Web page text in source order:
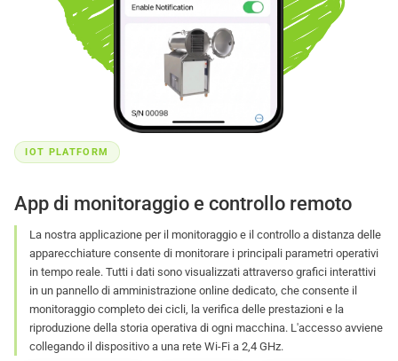
IOT PLATFORM
App di monitoraggio e controllo remoto
La nostra applicazione per il monitoraggio e il controllo a distanza delle
apparecchiature consente di monitorare i principali parametri operativi
in tempo reale. Tutti i dati sono visualizzati attraverso grafici interattivi
in un pannello di amministrazione online dedicato, che consente il
monitoraggio completo dei cicli, la verifica delle prestazioni e la
riproduzione della storia operativa di ogni macchina. L'accesso avviene
collegando il dispositivo a una rete Wi-Fi a 2,4 GHz.